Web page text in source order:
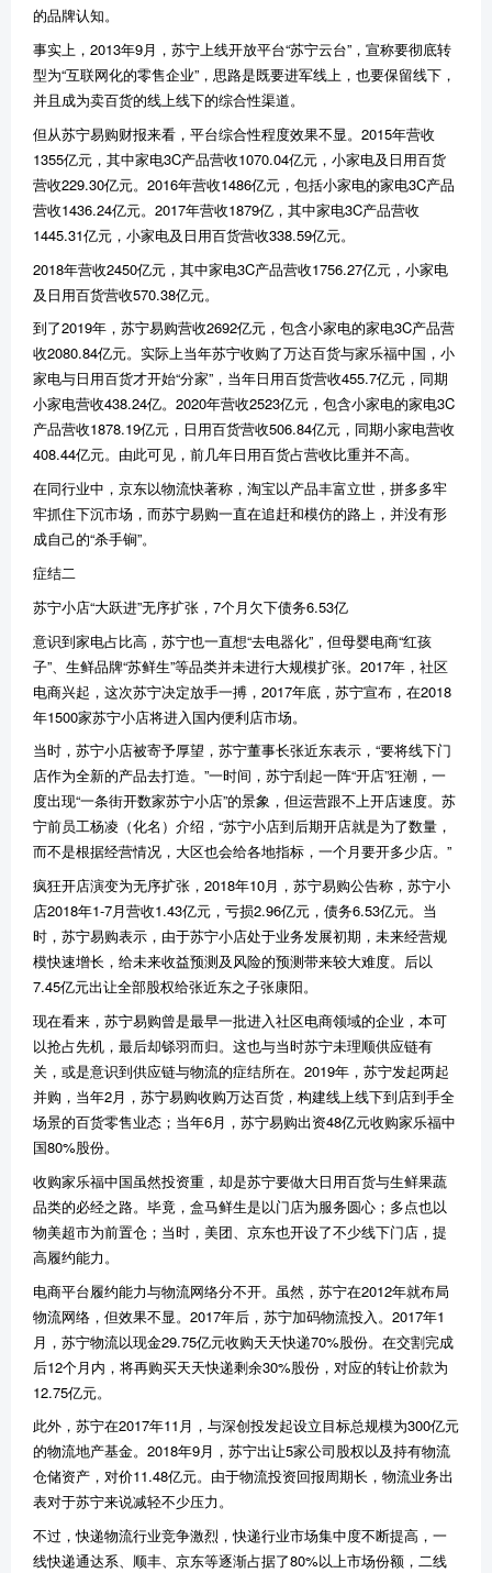
的品牌认知。
事实上， 2013年9月，苏宁上线开放平台“苏宁云台” ，宣称要彻底转
型为“互联网化的零售企业” ，思路是既要进军线上，也要保留线下，
并且成为卖百货的线上线下的综合性渠道。
但从苏宁易购财报来看，平台综合性程度效果不显。 2015年营收
1355亿元，其中家电3C产品营收1070.04亿元，小家电及日用百货
营收229.30亿元。 2016年营收1486亿元，包括小家电的家电3C产品
营收1436.24亿元。 2017年营收1879亿，其中家电3C产品营收
1445.31亿元，小家电及日用百货营收338.59亿元。
2018年营收2450亿元，其中家电3C产品营收1756.27亿元，小家电
及日用百货营收570.38亿元。
到了2019年，苏宁易购营收2692亿元，包含小家电的家电3C产品营
收2080.84亿元。实际上当年苏宁收购了万达百货与家乐福中国，小
家电与日用百货才开始“分家” ，当年日用百货营收455.7亿元，同期
小家电营收438.24亿。 2020年营收2523亿元，包含小家电的家电3C
产品营收1878.19亿元，日用百货营收506.84亿元，同期小家电营收
408.44亿元。由此可见，前几年日用百货占营收比重并不高。
在同行业中，京东以物流快著称，淘宝以产品丰富立世，拼多多牢
牢抓住下沉市场，而苏宁易购一直在追赶和模仿的路上，并没有形
成自己的“杀手锏”。
症结二
苏宁小店“大跃进”无序扩张， 7个月欠下债务6.53亿
意识到家电占比高，苏宁也一直想“去电器化” ，但母婴电商“红孩
子” 、生鲜品牌“苏鲜生”等品类并未进行大规模扩张。 2017年，社区
电商兴起，这次苏宁决定放手一搏， 2017年底，苏宁宣布，在2018
年1500家苏宁小店将进入国内便利店市场。
当时，苏宁小店被寄予厚望，苏宁董事长张近东表示， “要将线下门
店作为全新的产品去打造。 ”一时间，苏宁刮起一阵“开店”狂潮，一
度出现“一条街开数家苏宁小店”的景象，但运营跟不上开店速度。苏
宁前员工杨凌（化名）介绍， “苏宁小店到后期开店就是为了数量，
而不是根据经营情况，大区也会给各地指标，一个月要开多少店。 ”
疯狂开店演变为无序扩张， 2018年10月，苏宁易购公告称，苏宁小
店2018年1-7月营收1.43亿元，亏损2.96亿元，债务6.53亿元。当
时，苏宁易购表示，由于苏宁小店处于业务发展初期，未来经营规
模快速增长，给未来收益预测及风险的预测带来较大难度。后以
7.45亿元出让全部股权给张近东之子张康阳。
现在看来，苏宁易购曾是最早一批进入社区电商领域的企业，本可
以抢占先机，最后却铩羽而归。这也与当时苏宁未理顺供应链有
关，或是意识到供应链与物流的症结所在。 2019年，苏宁发起两起
并购，当年2月，苏宁易购收购万达百货，构建线上线下到店到手全
场景的百货零售业态；当年6月，苏宁易购出资48亿元收购家乐福中
国80%股份。
收购家乐福中国虽然投资重，却是苏宁要做大日用百货与生鲜果蔬
品类的必经之路。毕竟，盒马鲜生是以门店为服务圆心；多点也以
物美超市为前置仓；当时，美团、京东也开设了不少线下门店，提
高履约能力。
电商平台履约能力与物流网络分不开。虽然，苏宁在2012年就布局
物流网络，但效果不显。 2017年后，苏宁加码物流投入。 2017年1
月，苏宁物流以现金29.75亿元收购天天快递70%股份。在交割完成
后12个月内，将再购买天天快递剩余30%股份，对应的转让价款为
12.75亿元。
此外，苏宁在2017年11 月，与深创投发起设立目标总规模为300亿元
的物流地产基金。 2018年9月，苏宁出让5家公司股权以及持有物流
仓储资产，对价11.48亿元。由于物流投资回报周期长，物流业务出
表对于苏宁来说减轻不少压力。
不过，快递物流行业竞争激烈，快递行业市场集中度不断提高，一
线快递通达系、顺丰、京东等逐渐占据了80%以上市场份额，二线